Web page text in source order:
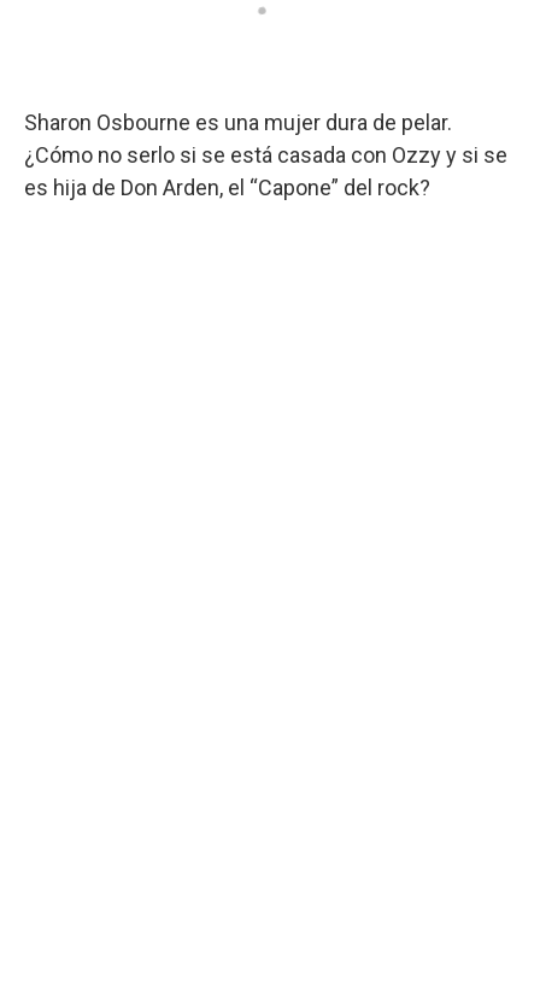
Sharon Osbourne es una mujer dura de pelar.
¿Cómo no serlo si se está casada con Ozzy y si se
es hija de Don Arden, el “Capone” del rock?